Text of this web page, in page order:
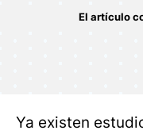
Ya existen